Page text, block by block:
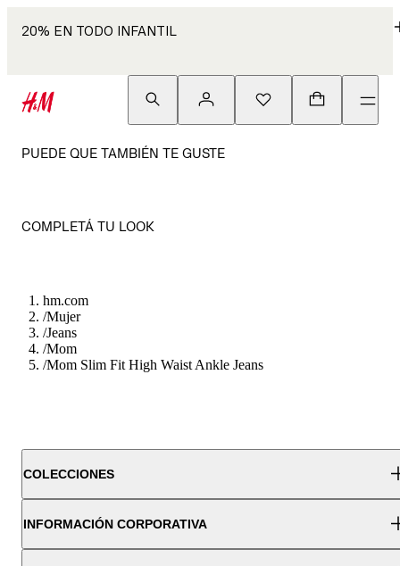
20% EN TODO INFANTIL
PUEDE QUE TAMBIÉN TE GUSTE
COMPLETÁ TU LOOK
hm.com
/Mujer
/Jeans
/Mom
/Mom Slim Fit High Waist Ankle Jeans
COLECCIONES
INFORMACIÓN CORPORATIVA